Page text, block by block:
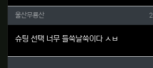
울산무룡산님의 댓글
울산무룡산
슈팅 선택 너무 들쑥날쑥이다 ㅅㅂ